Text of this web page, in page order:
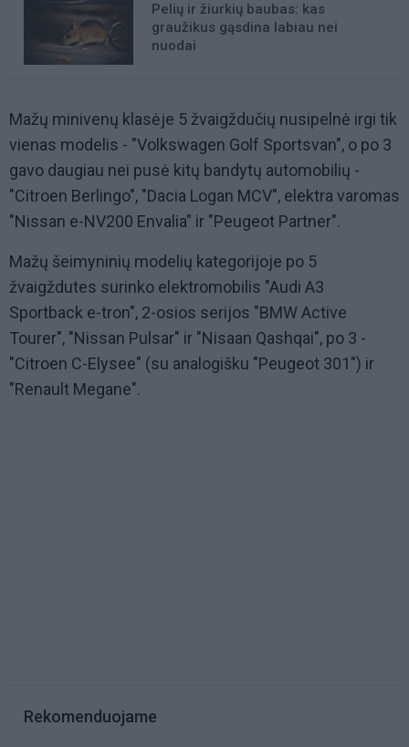
Pelių ir žiurkių baubas: kas
graužikus gąsdina labiau nei
nuodai
Mažų minivenų klasėje 5 žvaigždučių nusipelnė irgi tik
vienas modelis - "Volkswagen Golf Sportsvan", o po 3
gavo daugiau nei pusė kitų bandytų automobilių -
"Citroen Berlingo", "Dacia Logan MCV", elektra varomas
"Nissan e-NV200 Envalia" ir "Peugeot Partner".
Mažų šeimyninių modelių kategorijoje po 5
žvaigždutes surinko elektromobilis "Audi A3
Sportback e-tron", 2-osios serijos "BMW Active
Tourer", "Nissan Pulsar" ir "Nisaan Qashqai", po 3 -
"Citroen C-Elysee" (su analogišku "Peugeot 301") ir
"Renault Megane".
Rekomenduojame